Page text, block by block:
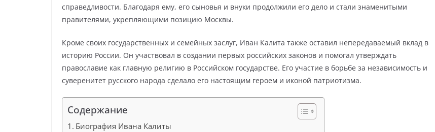
справедливости. Благодаря ему, его сыновья и внуки продолжили его дело и стали знаменитыми
правителями, укрепляющими позицию Москвы.
Кроме своих государственных и семейных заслуг, Иван Калита также оставил непередаваемый вклад в
историю России. Он участвовал в создании первых российских законов и помогал утверждать
православие как главную религию в Российском государстве. Его участие в борьбе за независимость и
суверенитет русского народа сделало его настоящим героем и иконой патриотизма.
Содержание
Биография Ивана Калиты